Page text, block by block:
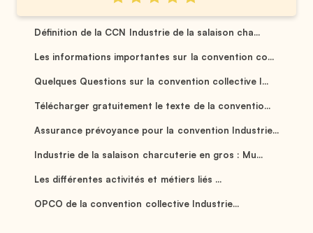
Définition de la CCN Industrie de la salaison cha...
Les informations importantes sur la convention co...
Quelques Questions sur la convention collective I...
Télécharger gratuitement le texte de la conventio...
Assurance prévoyance pour la convention Industrie...
Industrie de la salaison charcuterie en gros : Mu...
Les différentes activités et métiers liés ...
OPCO de la convention collective Industrie...